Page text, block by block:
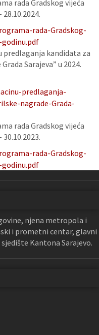
rada Gradskog vijeća
rada-Gradskog-
godinu.pdf
predlaganja kandidata za
Sarajeva” u 2024.
predlaganja-
nagrade-Grada-
rada Gradskog vijeća
rada-Gradskog-
godinu.pdf
njena metropola i
i prometni centar, glavni
Kantona Sarajevo.